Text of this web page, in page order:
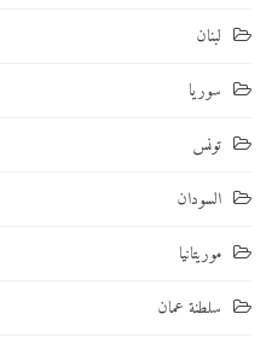
لبنان
سوريا
تونس
السودان
موريتانيا
سلطنة عمان